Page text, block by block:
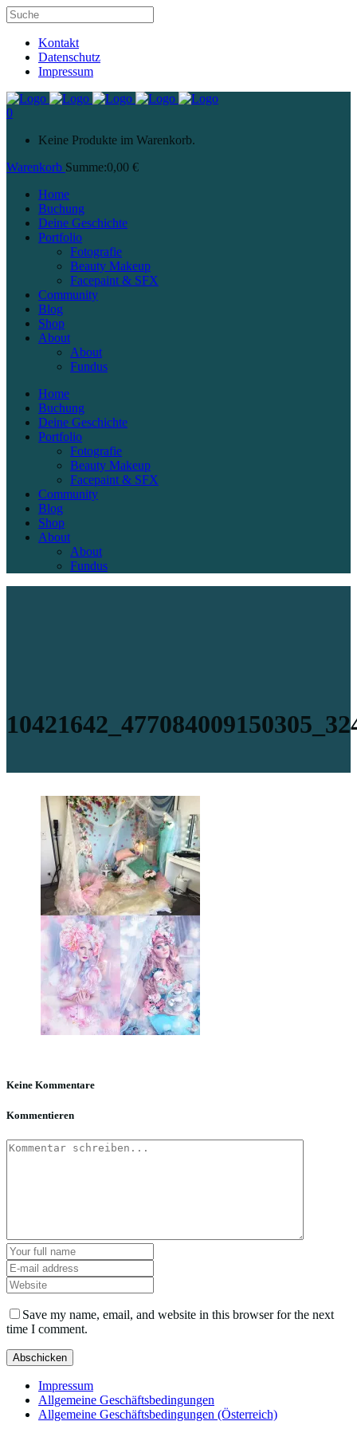
Kontakt
Datenschutz
Impressum
0
Keine Produkte im Warenkorb.
Warenkorb Summe:0,00 €
Home
Buchung
Deine Geschichte
Portfolio
Fotografie
Beauty Makeup
Facepaint & SFX
Community
Blog
Shop
About
About
Fundus
Home
Buchung
Deine Geschichte
Portfolio
Fotografie
Beauty Makeup
Facepaint & SFX
Community
Blog
Shop
About
About
Fundus
Keine Kommentare
Kommentieren
Save my name, email, and website in this browser for the next
time I comment.
Impressum
Allgemeine Geschäftsbedingungen
Allgemeine Geschäftsbedingungen (Österreich)